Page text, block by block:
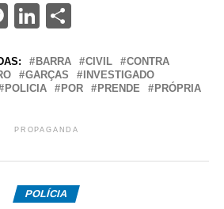
Messenger
LinkedIn
Share
BARRA CIVIL
CONTRA
GARÇAS
INVESTIGADO
POLICIA POR PRENDE
PRÓPRIA
PROPAGANDA
POLÍCIA